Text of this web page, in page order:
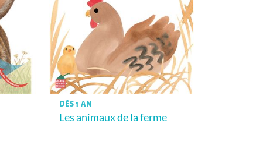
DÈS 1 AN
Les animaux de la ferme